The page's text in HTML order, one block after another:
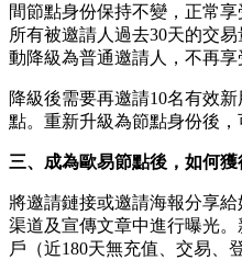
間節點身份保持不變，正常
所有被邀請人過去30天的交
動降級為普通邀請人，不再享
降級後需要再邀請10名有效
點。重新升級為節點身份後，
三、成為歐易節點後，如何獲
將邀請鏈接或邀請海報分享
渠道及宣傳文章中進行曝光
戶（近180天無充值、交易、